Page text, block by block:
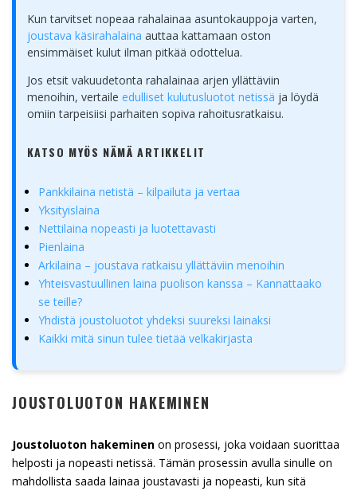
Kun tarvitset nopeaa rahalainaa asuntokauppoja varten,
joustava käsirahalaina auttaa kattamaan oston
ensimmäiset kulut ilman pitkää odottelua.
Jos etsit vakuudetonta rahalainaa arjen yllättäviin
menoihin, vertaile edulliset kulutusluotot netissä ja löydä
omiin tarpeisiisi parhaiten sopiva rahoitusratkaisu.
KATSO MYÖS NÄMÄ ARTIKKELIT
Pankkilaina netistä – kilpailuta ja vertaa
Yksityislaina
Nettilaina nopeasti ja luotettavasti
Pienlaina
Arkilaina – joustava ratkaisu yllättäviin menoihin
Yhteisvastuullinen laina puolison kanssa – Kannattaako
se teille?
Yhdistä joustoluotot yhdeksi suureksi lainaksi
Kaikki mitä sinun tulee tietää velkakirjasta
JOUSTOLUOTON HAKEMINEN
Joustoluoton hakeminen on prosessi, joka voidaan suorittaa
helposti ja nopeasti netissä. Tämän prosessin avulla sinulle on
mahdollista saada lainaa joustavasti ja nopeasti, kun sitä